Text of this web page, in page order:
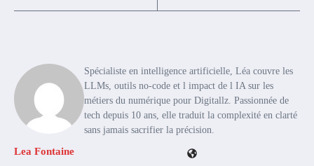
Lea Fontaine
Spécialiste en intelligence artificielle, Léa couvre les
LLMs, outils no-code et l impact de l IA sur les
métiers du numérique pour Digitallz. Passionnée de
tech depuis 10 ans, elle traduit la complexité en clarté
sans jamais sacrifier la précision.